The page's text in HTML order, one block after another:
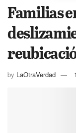
Familias
by LaOtraVerdad